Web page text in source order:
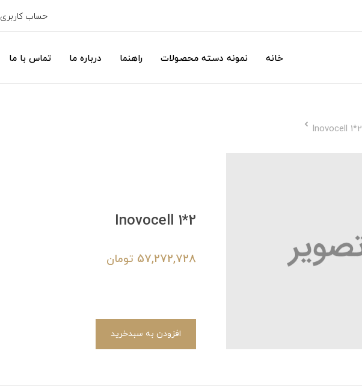
حساب کاربری
خانه نمونه دسته محصولات راهنما درباره ما تماس با ما
Inovocell 1*2
Inovocell 1*2
57,272,728 تومان
افزودن به سبدخرید